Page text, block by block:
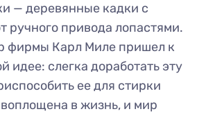
— деревянные кадки с
привода лопастями.
фирмы Карл Миле пришел к
идее: слегка доработать эту
ее для стирки
в жизнь, и мир